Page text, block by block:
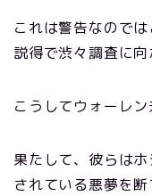
これは警告なので
説得で渋々調査に向
こうしてウォーレン
果たして、彼らは
されている悪夢を